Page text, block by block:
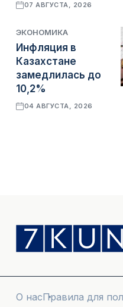
07 АВГУСТА, 2026
ЭКОНОМИКА
Инфляция в
Казахстане
замедлилась до
10,2%
04 АВГУСТА, 2026
О насПравила для